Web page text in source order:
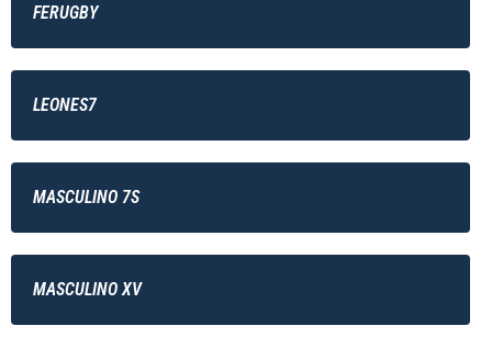
FERUGBY
LEONES7
MASCULINO 7S
MASCULINO XV